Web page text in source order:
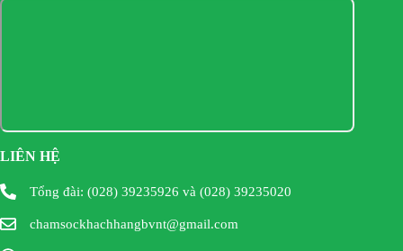
LIÊN HỆ
Tổng đài: (028) 39235926 và (028) 39235020
chamsockhachhangbvnt@gmail.com